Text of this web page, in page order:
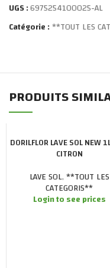
UGS :6975254100025-AL
Catégorie :**TOUT LES
PRODUITS
DORILFLOR LAVE SOL NEW
CITRON
LAVE SOL,**TOUT LES
CATEGORIS**
Login to see prices